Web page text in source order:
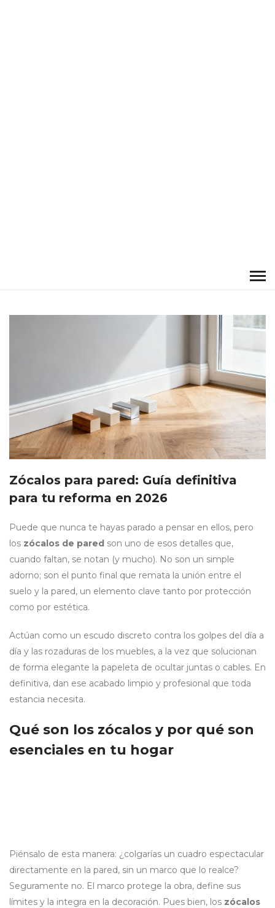
Zócalos para pared: Guía definitiva
para tu reforma en 2026
Puede que nunca te hayas parado a pensar en ellos, pero
los zócalos de pared son uno de esos detalles que,
cuando faltan, se notan (y mucho). No son un simple
adorno; son el punto final que remata la unión entre el
suelo y la pared, un elemento clave tanto por protección
como por estética.
Actúan como un escudo discreto contra los golpes del día a
día y las rozaduras de los muebles, a la vez que solucionan
de forma elegante la papeleta de ocultar juntas o cables. En
definitiva, dan ese acabado limpio y profesional que toda
estancia necesita.
Qué son los zócalos y por qué son
esenciales en tu hogar
Piénsalo de esta manera: ¿colgarías un cuadro espectacular
directamente en la pared, sin un marco que lo realce?
Seguramente no. El marco protege la obra, define sus
límites y la integra en la decoración. Pues bien, los zócalos